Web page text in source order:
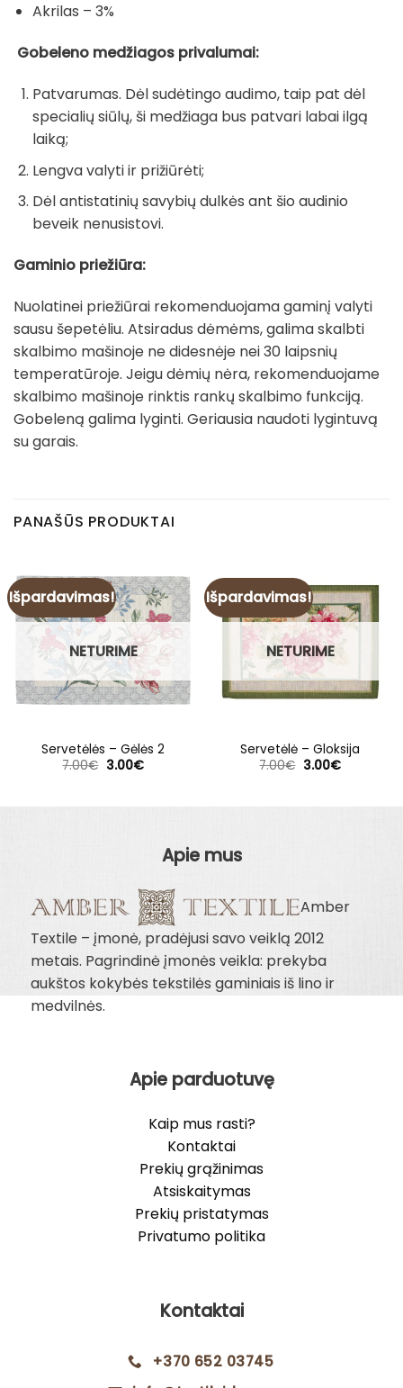
Akrilas – 3%
Gobeleno medžiagos privalumai:
Patvarumas. Dėl sudėtingo audimo, taip pat dėl
specialių siūlų, ši medžiaga bus patvari labai ilgą
laiką;
Lengva valyti ir prižiūrėti;
Dėl antistatinių savybių dulkės ant šio audinio
beveik nenusistovi.
Gaminio priežiūra:
Nuolatinei priežiūrai rekomenduojama gaminį valyti
sausu šepetėliu. Atsiradus dėmėms, galima skalbti
skalbimo mašinoje ne didesnėje nei 30 laipsnių
temperatūroje. Jeigu dėmių nėra, rekomenduojame
skalbimo mašinoje rinktis rankų skalbimo funkciją.
Gobeleną galima lyginti. Geriausia naudoti lygintuvą
su garais.
PANAŠŪS PRODUKTAI
Išpardavimas!
NETURIME
Servetėlės – Gėlės 2
7.00€ Original
3.00€Current
Išpardavimas!
NETURIME
Servetėlė – Gloksija
7.00€ Original
3.00€Current
Apie mus
Amber
Textile – įmonė, pradėjusi savo veiklą 2012
metais. Pagrindinė įmonės veikla: prekyba
aukštos kokybės tekstilės gaminiais iš lino ir
medvilnės.
Apie parduotuvę
Kaip mus rasti?
Kontaktai
Prekių grąžinimas
Atsiskaitymas
Prekių pristatymas
Privatumo politika
Kontaktai
+370 652 03745